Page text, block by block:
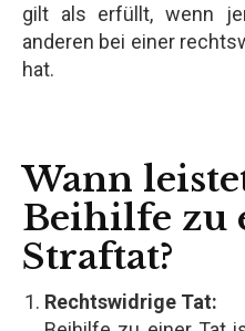
gilt als erfüllt, wenn
anderen bei einer
hat.
Wann
Beihilfe zu
Straftat?
Rechtswidrige Tat: